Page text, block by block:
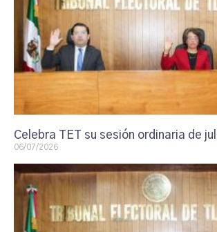
Celebra TET su sesión ordinaria de
06/07/2026